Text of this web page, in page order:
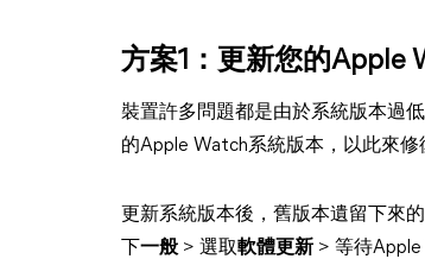
方案1：更新您的Apple
裝置許多問題都是由於系統版本過
的Apple Watch系統版本，以此來修
更新系統版本後，舊版本遺留下來
下一般 > 選取軟體更新 > 等待